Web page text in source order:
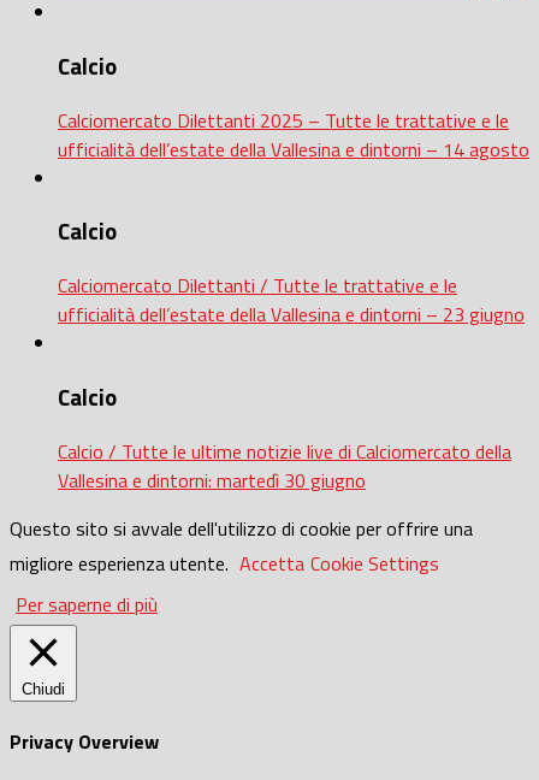
Calcio
Calciomercato Dilettanti 2025 – Tutte le trattative e le
ufficialità dell’estate della Vallesina e dintorni – 14 agosto
Calcio
Calciomercato Dilettanti / Tutte le trattative e le
ufficialità dell’estate della Vallesina e dintorni – 23 giugno
Calcio
Calcio / Tutte le ultime notizie live di Calciomercato della
Vallesina e dintorni: martedì 30 giugno
Questo sito si avvale dell'utilizzo di cookie per offrire una
migliore esperienza utente. Accetta Cookie Settings
Per saperne di più
Chiudi
Privacy Overview